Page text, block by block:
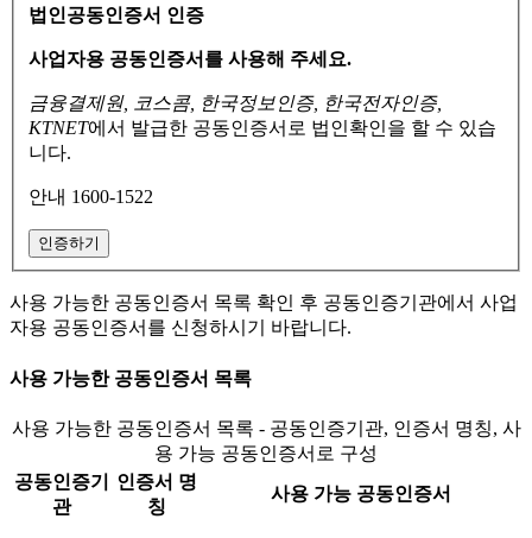
법인공동인증서 인증
사업자용 공동인증서를 사용해 주세요.
금융결제원, 코스콤, 한국정보인증, 한국전자인증,
KTNET에서 발급한 공동인증서로 법인확인을 할 수 있습
니다.
안내 1600-1522
인증하기
사용 가능한 공동인증서 목록 확인 후 공동인증기관에서 사업
자용 공동인증서를 신청하시기 바랍니다.
사용 가능한 공동인증서 목록
사용 가능한 공동인증서 목록 - 공동인증기관, 인증서 명칭, 사
용 가능 공동인증서로 구성
공동인증기
관
인증서 명
칭
사용 가능 공동인증서